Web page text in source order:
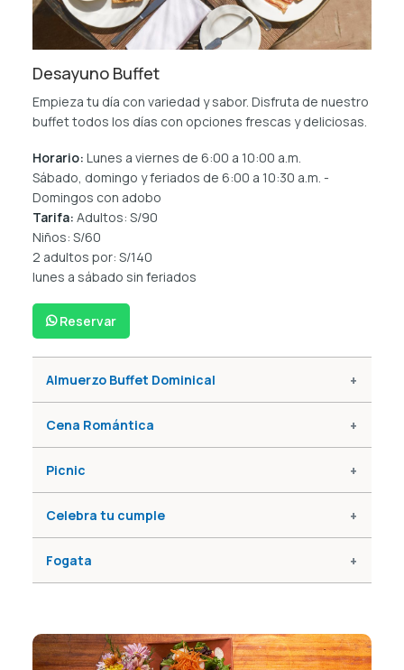
Desayuno Buffet
Empieza tu día con variedad y sabor. Disfruta de nuestro
buffet todos los días con opciones frescas y deliciosas.
Horario: Lunes a viernes de 6:00 a 10:00 a.m.
Sábado, domingo y feriados de 6:00 a 10:30 a.m. -
Domingos con adobo
Tarifa: Adultos: S/90
Niños: S/60
2 adultos por: S/140
lunes a sábado sin feriados
Reservar
Almuerzo Buffet Dominical
Cena Romántica
Picnic
Celebra tu cumple
Fogata